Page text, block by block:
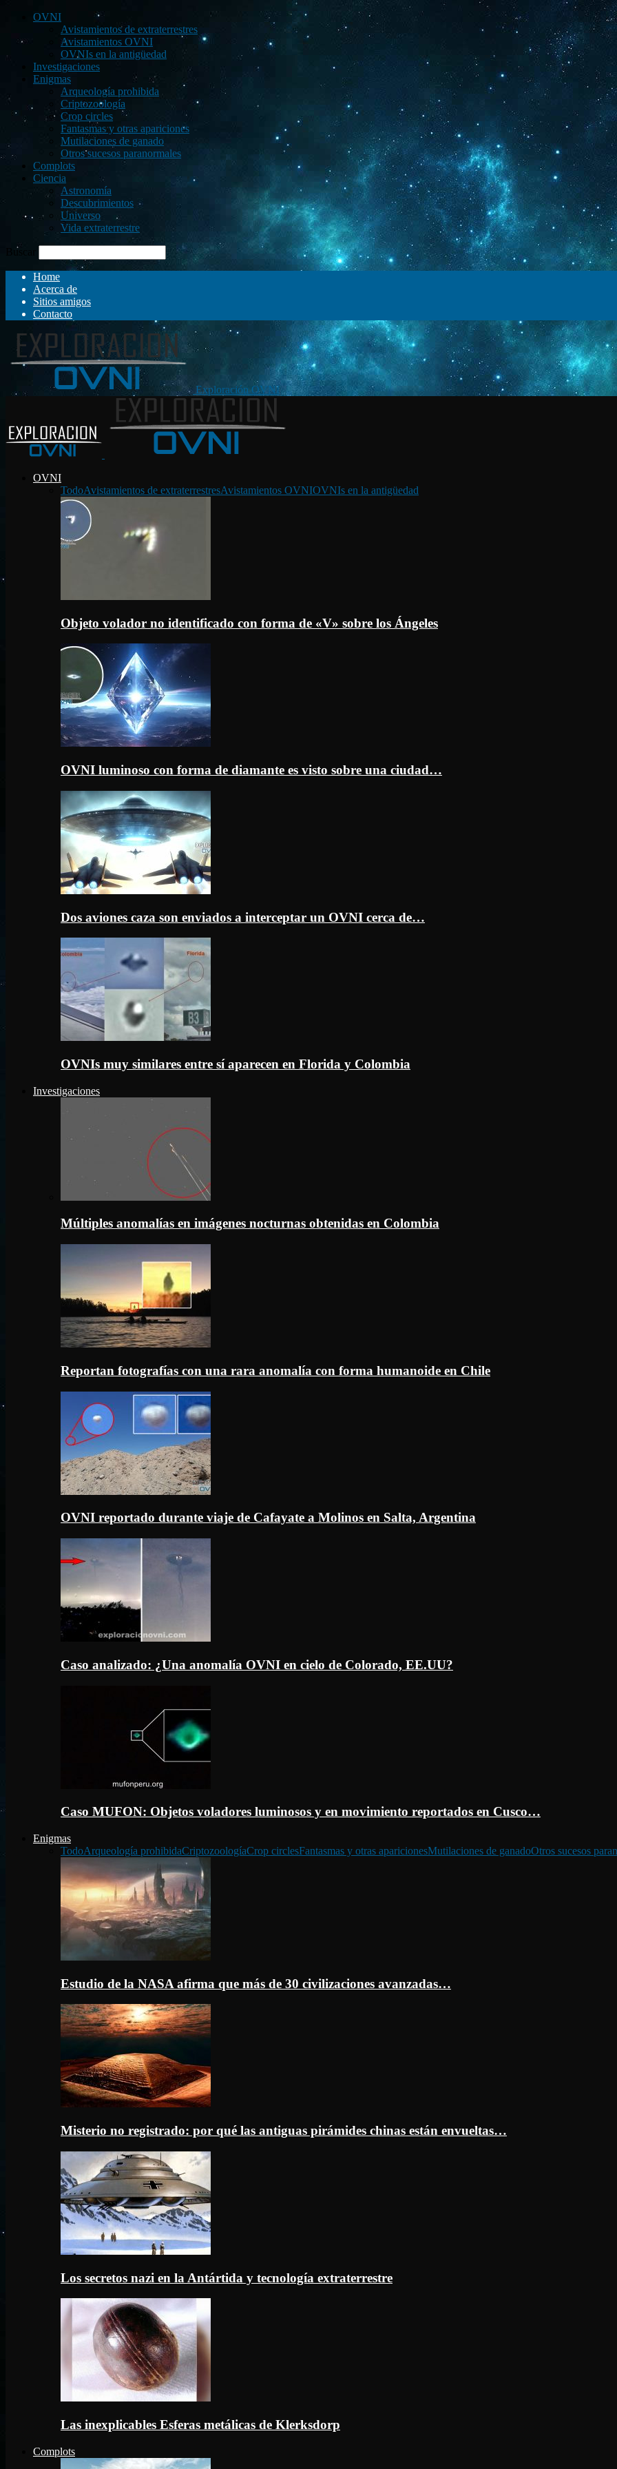
OVNI
Avistamientos de extraterrestres
Avistamientos OVNI
OVNIs en la antigüedad
Investigaciones
Enigmas
Arqueología prohibida
Criptozoología
Crop circles
Fantasmas y otras apariciones
Mutilaciones de ganado
Otros sucesos paranormales
Complots
Ciencia
Astronomía
Descubrimientos
Universo
Vida extraterrestre
Buscar
Home
Acerca de
Sitios amigos
Contacto
Exploración OVNI
OVNI
TodoAvistamientos de extraterrestresAvistamientos OVNIOVNIs en la antigüedad
Objeto volador no identificado con forma de «V» sobre los Ángeles
OVNI luminoso con forma de diamante es visto sobre una ciudad…
Dos aviones caza son enviados a interceptar un OVNI cerca de…
OVNIs muy similares entre sí aparecen en Florida y Colombia
Investigaciones
Múltiples anomalías en imágenes nocturnas obtenidas en Colombia
Reportan fotografías con una rara anomalía con forma humanoide en Chile
OVNI reportado durante viaje de Cafayate a Molinos en Salta, Argentina
Caso analizado: ¿Una anomalía OVNI en cielo de Colorado, EE.UU?
Caso MUFON: Objetos voladores luminosos y en movimiento reportados en Cusco…
Enigmas
TodoArqueología prohibidaCriptozoologíaCrop circlesFantasmas y otras aparicionesMutilaciones de ganadoOtros sucesos
Estudio de la NASA afirma que más de 30 civilizaciones avanzadas…
Misterio no registrado: por qué las antiguas pirámides chinas están envueltas…
Los secretos nazi en la Antártida y tecnología extraterrestre
Las inexplicables Esferas metálicas de Klerksdorp
Complots